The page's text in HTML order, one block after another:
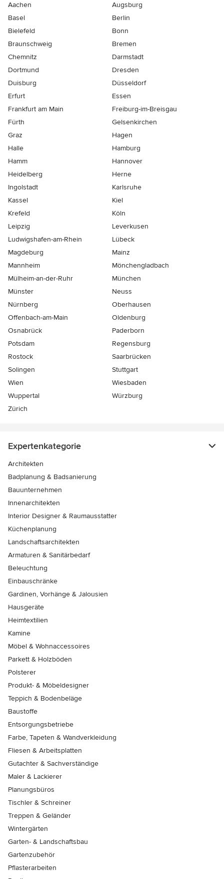
Aachen
Augsburg
Basel
Berlin
Bielefeld
Bonn
Braunschweig
Bremen
Chemnitz
Darmstadt
Dortmund
Dresden
Duisburg
Düsseldorf
Erfurt
Essen
Frankfurt am Main
Freiburg-im-Breisgau
Fürth
Gelsenkirchen
Graz
Hagen
Halle
Hamburg
Hamm
Hannover
Heidelberg
Herne
Ingolstadt
Karlsruhe
Kassel
Kiel
Krefeld
Köln
Leipzig
Leverkusen
Ludwigshafen-am-Rhein
Lübeck
Magdeburg
Mainz
Mannheim
Mönchen­gladbach
Mülheim-an-der-Ruhr
München
Münster
Neuss
Nürnberg
Oberhausen
Offenbach-am-Main
Oldenburg
Osnabrück
Paderborn
Potsdam
Regensburg
Rostock
Saarbrücken
Solingen
Stuttgart
Wien
Wiesbaden
Wuppertal
Würzburg
Zürich
Expertenkategorie
Architekten
Badplanung & Badsanierung
Bauunternehmen
Innenarchitekten
Interior Designer & Raumausstatter
Küchenplanung
Landschaftsarchitekten
Armaturen & Sanitärbedarf
Beleuchtung
Einbauschränke
Gardinen, Vorhänge & Jalousien
Hausgeräte
Heimtextilien
Kamine
Möbel & Wohnaccessoires
Parkett & Holzböden
Polsterer
Produkt- & Möbeldesigner
Teppich & Bodenbeläge
Baustoffe
Entsorgungsbetriebe
Farbe, Tapeten & Wandverkleidung
Fliesen & Arbeitsplatten
Gutachter & Sachverständige
Maler & Lackierer
Planungsbüros
Tischler & Schreiner
Treppen & Geländer
Wintergärten
Garten- & Landschaftsbau
Gartenzubehör
Pflasterarbeiten